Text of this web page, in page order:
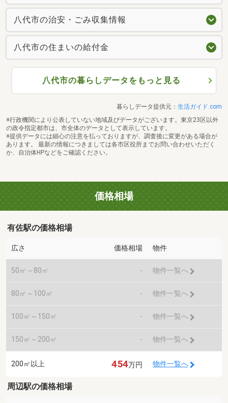
八代市の治安・ごみ収集情報
八代市の住まいの給付金
八代市の暮らしデータをもっと見る
暮らしデータ提供元： 生活ガイド.com
※行政機関により公表していない地域及びデータがございます。東京23区以外
の政令指定都市は、市全体のデータとして表示しています。
※提供データには細心の注意を払っておりますが、調査後に変更がある場合が
あります。 最新の情報につきましては各市区役所までお問い合わせいただく
か、自治体HPなどをご確認ください。
価格相場
有佐駅の価格相場
広さ 価格相場 物件
50㎡～80㎡ - 物件一覧へ
80㎡～100㎡ - 物件一覧へ
100㎡～150㎡ - 物件一覧へ
150㎡～200㎡ - 物件一覧へ
200㎡以上 454万円 物件一覧へ
周辺駅の価格相場